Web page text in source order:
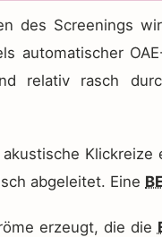
des Screenings
automatischer
relativ rasch
abgeleitet. Eine
erzeugt, die die